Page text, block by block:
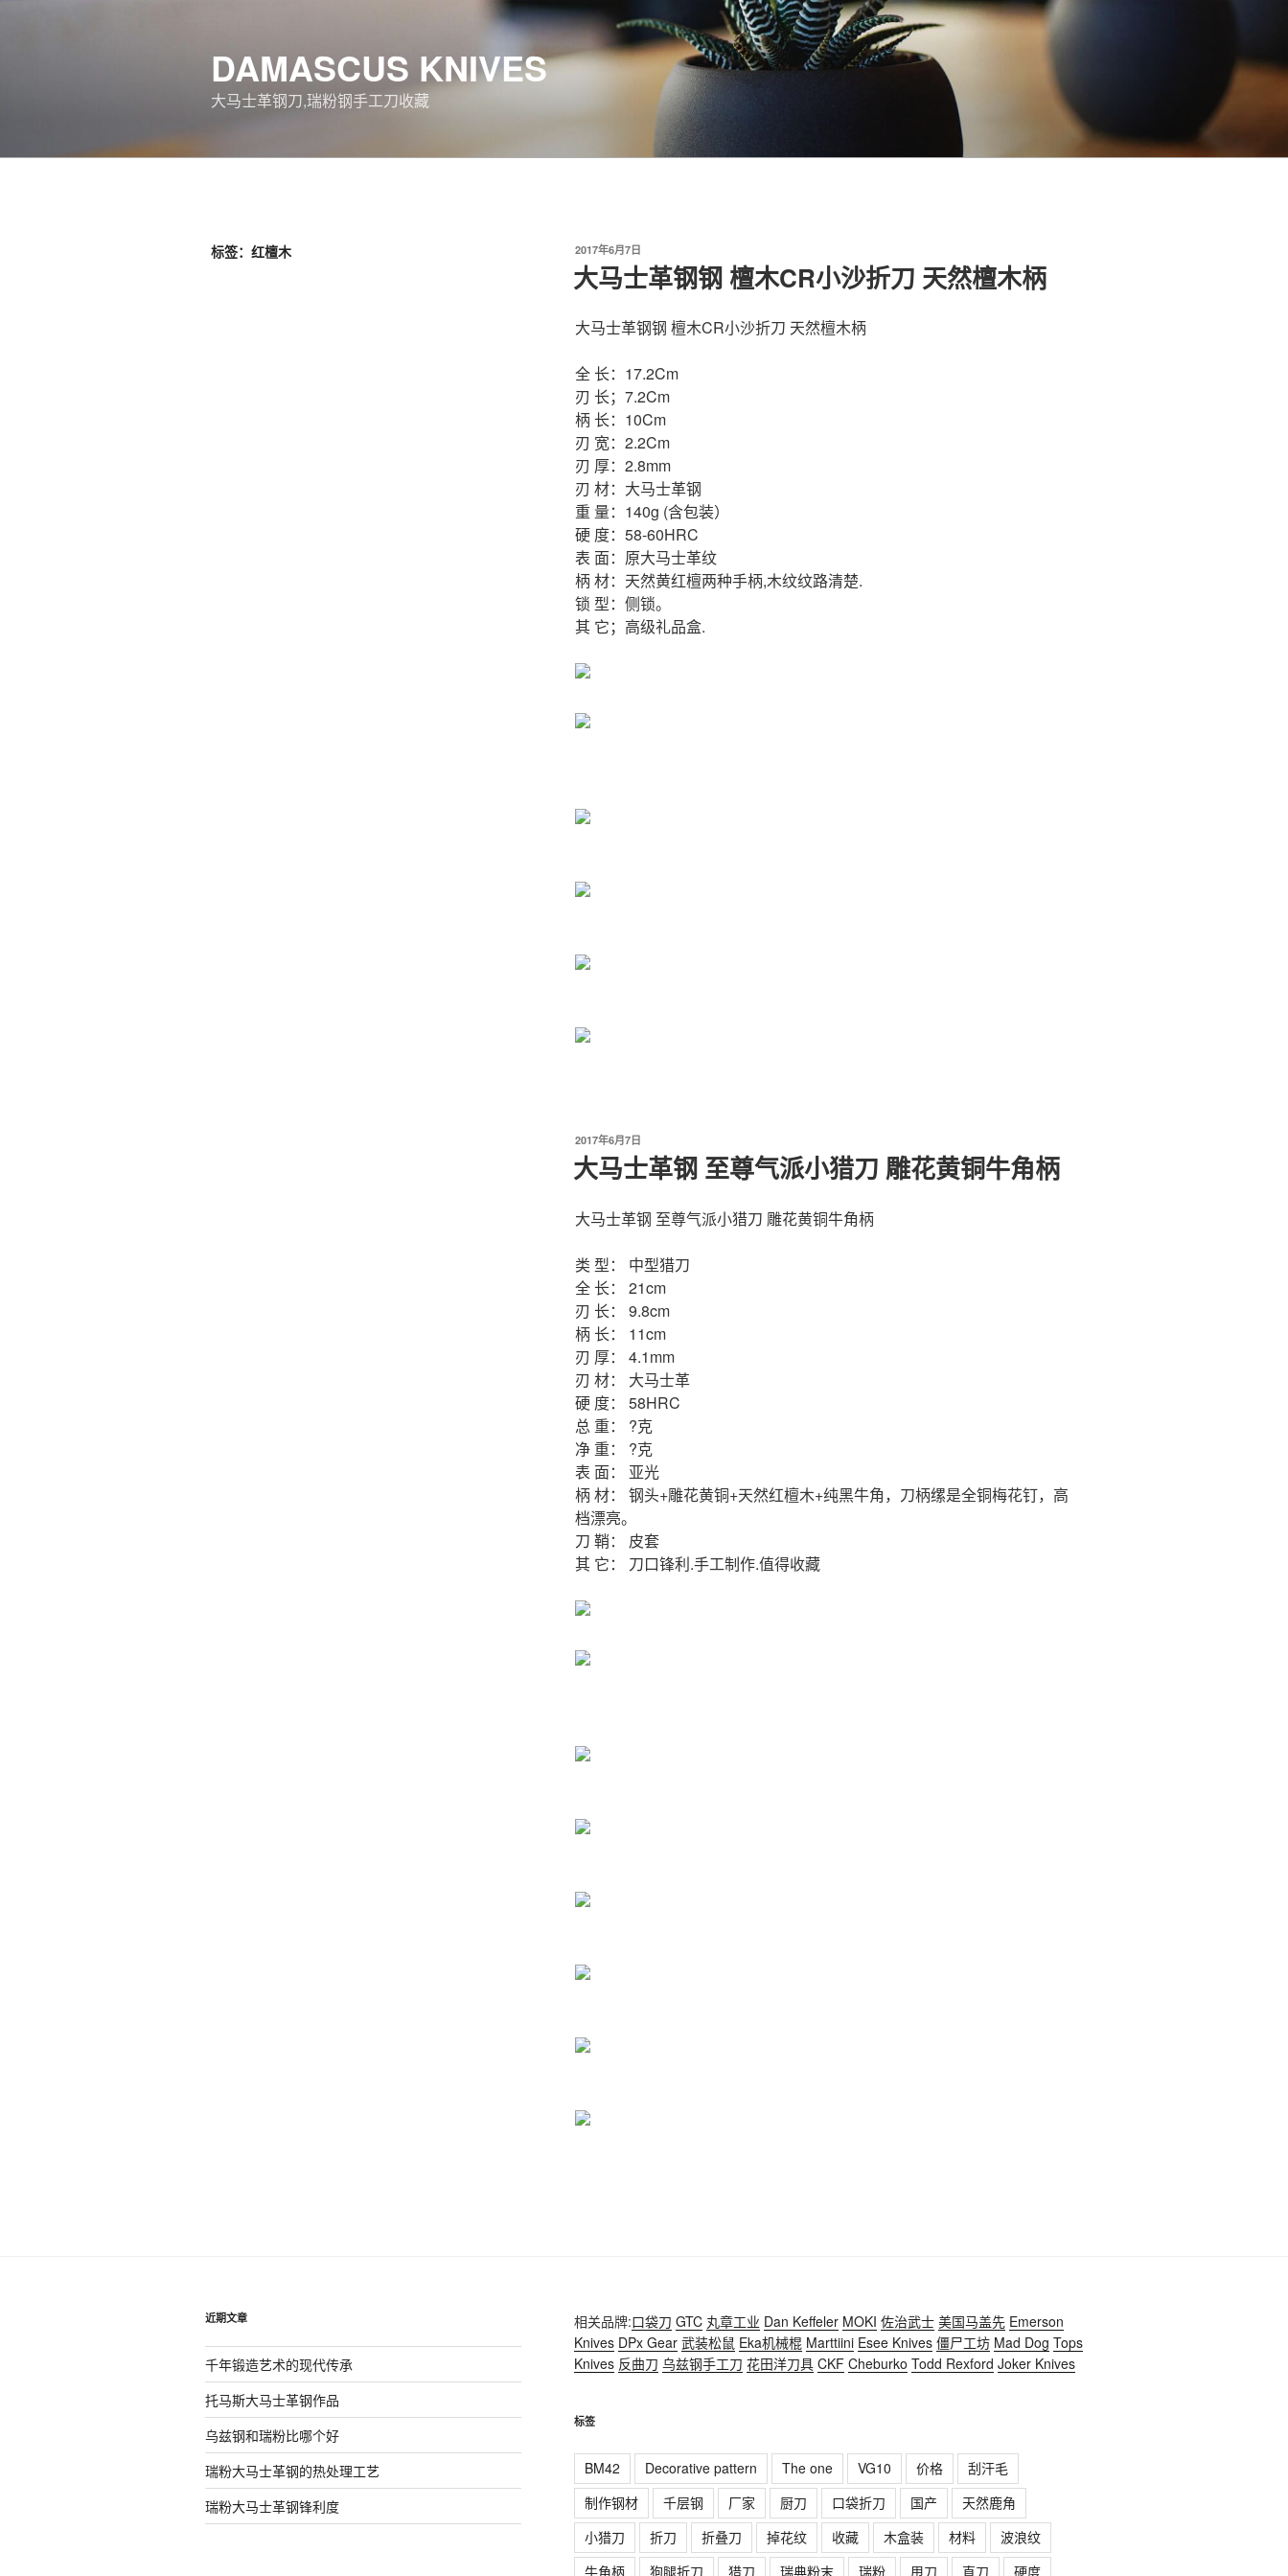
DAMASCUS KNIVES
大马士革钢刀,瑞粉钢手工刀收藏
标签：红檀木
发
布
于
2017年6月7日
大马士革钢钢 檀木CR小沙折刀 天然檀木柄
大马士革钢钢 檀木CR小沙折刀 天然檀木柄
全 长：17.2Cm
刃 长；7.2Cm
柄 长：10Cm
刃 宽：2.2Cm
刃 厚：2.8mm
刃 材：大马士革钢
重 量：140g (含包装）
硬 度：58-60HRC
表 面：原大马士革纹
柄 材：天然黄红檀两种手柄,木纹纹路清楚.
锁 型：侧锁。
其 它；高级礼品盒.
发
布
于
2017年6月7日
大马士革钢 至尊气派小猎刀 雕花黄铜牛角柄
大马士革钢 至尊气派小猎刀 雕花黄铜牛角柄
类 型： 中型猎刀
全 长： 21cm
刃 长： 9.8cm
柄 长： 11cm
刃 厚： 4.1mm
刃 材： 大马士革
硬 度： 58HRC
总 重： ?克
净 重： ?克
表 面： 亚光
柄 材： 钢头+雕花黄铜+天然红檀木+纯黑牛角，刀柄缧是全铜梅花钉，高
档漂亮。
刀 鞘： 皮套
其 它： 刀口锋利.手工制作.值得收藏
近期文章
千年锻造艺术的现代传承
托马斯大马士革钢作品
乌兹钢和瑞粉比哪个好
瑞粉大马士革钢的热处理工艺
瑞粉大马士革钢锋利度
相关品牌:口袋刀 GTC 丸章工业 Dan Keffeler MOKI 佐治武士 美国马盖先 Emerson
Knives DPx Gear 武装松鼠 Eka机械棍 Marttiini Esee Knives 僵尸工坊 Mad Dog Tops
Knives 反曲刀 乌兹钢手工刀 花田洋刀具 CKF Cheburko Todd Rexford Joker Knives
标签
BM42 Decorative pattern The one VG10 价格
刮汗毛
制作钢材
千层钢 厂家 厨刀 口袋折刀 国产
天然鹿角
小猎刀
折刀 折叠刀 掉花纹 收藏 木盒装 材料
波浪纹
牛角柄
狗腿折刀 猎刀 瑞典粉末 瑞粉 甩刀 直刀 硬度